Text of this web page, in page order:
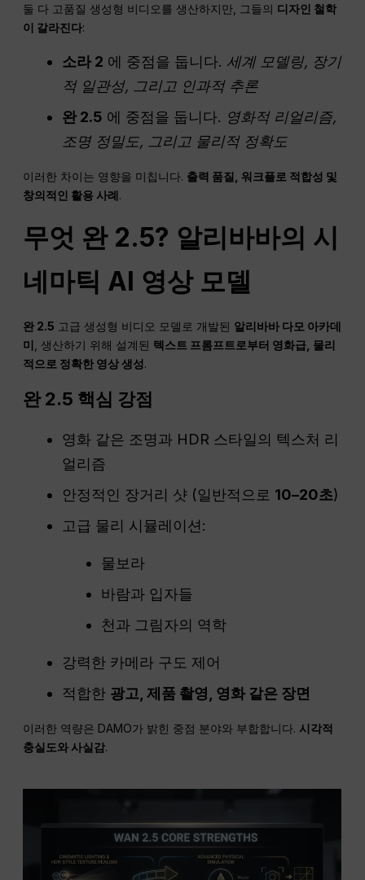
둘 다 고품질 생성형 비디오를 생산하지만, 그들의 디자인 철학
이 갈라진다:
소라 2 에 중점을 둡니다. 세계 모델링, 장기
적 일관성, 그리고 인과적 추론
완 2.5 에 중점을 둡니다. 영화적 리얼리즘,
조명 정밀도, 그리고 물리적 정확도
이러한 차이는 영향을 미칩니다. 출력 품질, 워크플로 적합성 및
창의적인 활용 사례.
무엇 완2.5? 알리바바의 시
네마틱 AI 영상 모델
완 2.5 고급 생성형 비디오 모델로 개발된 알리바바 다모 아카데
미 , 생산하기 위해 설계된 텍스트 프롬프트로부터 영화급, 물리
적으로 정확한 영상 생성.
완2.5 핵심 강점
영화 같은 조명과 HDR 스타일의 텍스처 리
얼리즘
안정적인 장거리 샷 (일반적으로 10–20초)
고급 물리 시뮬레이션:
물보라
바람과 입자들
천과 그림자의 역학
강력한 카메라 구도 제어
적합한 광고, 제품 촬영, 영화 같은 장면
이러한 역량은 DAMO가 밝힌 중점 분야와 부합합니다.시각적
충실도와 사실감.